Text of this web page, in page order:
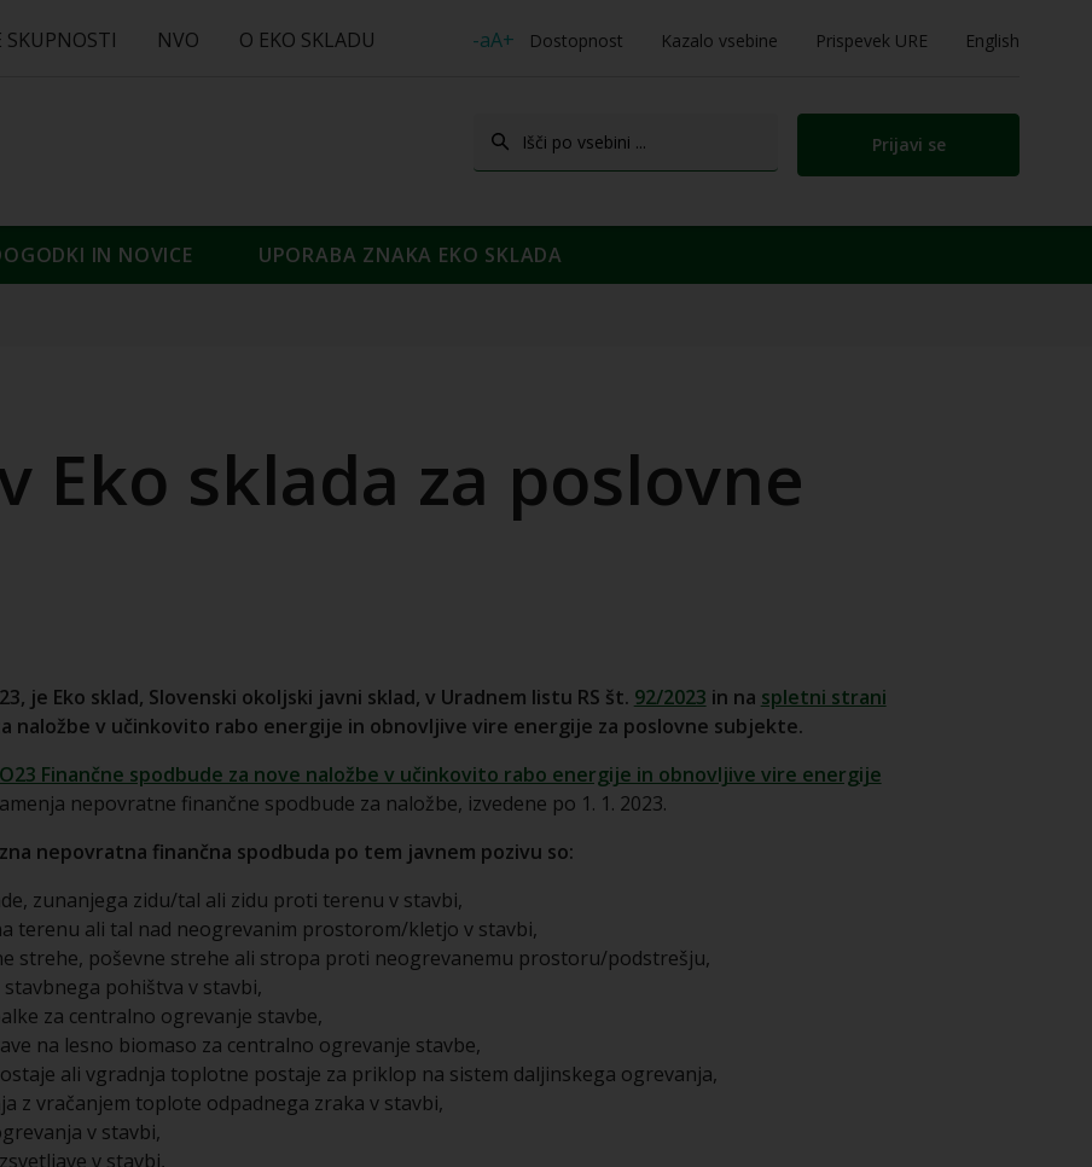
SKUPNOSTI NVO O EKO SKLADU -aA+ Dostopnost Kazalo vsebine Prispevek URE English
Prijavi se
IN NOVICE UPORABA ZNAKA EKO SKLADA
Eko sklada za poslovne
je Eko sklad, Slovenski okoljski javni sklad, v Uradnem listu RS št. 92/2023 in na spletni strani
naložbe v učinkovito rabo energije in obnovljive vire energije za poslovne subjekte.
Finančne spodbude za nove naložbe v učinkovito rabo energije in obnovljive vire energije
nepovratne finančne spodbude za naložbe, izvedene po 1. 1. 2023.
nepovratna finančna spodbuda po tem javnem pozivu so:
zunanjega zidu/tal ali zidu proti terenu v stavbi,
terenu ali tal nad neogrevanim prostorom/kletjo v stavbi,
strehe, poševne strehe ali stropa proti neogrevanemu prostoru/podstrešju,
pohištva v stavbi,
za centralno ogrevanje stavbe,
na lesno biomaso za centralno ogrevanje stavbe,
ali vgradnja toplotne postaje za priklop na sistem daljinskega ogrevanja,
z vračanjem toplote odpadnega zraka v stavbi,
v stavbi,
v stavbi,